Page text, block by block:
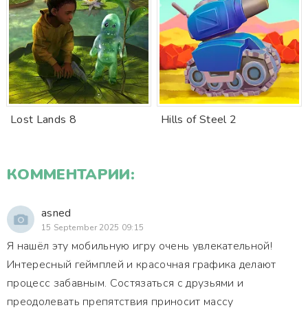
Lost Lands 8 Hills of Steel 2
КОММЕНТАРИИ:
asned
15 September 2025 09:15
Я нашёл эту мобильную игру очень увлекательной!
Интересный геймплей и красочная графика делают
процесс забавным. Состязаться с друзьями и
преодолевать препятствия приносит массу